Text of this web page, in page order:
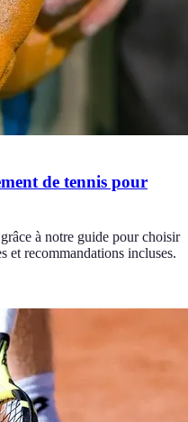
de tennis pour
à notre guide pour choisir
et recommandations incluses.